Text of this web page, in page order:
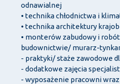
odnawialnej
• technika chłodnictwa i
• technika architektury
• monterów zabudowy i
budownictwie/ murarz-
- praktyki/ staże zawodowe
- dodatkowe zajęcia
- wyposażenie pracowni